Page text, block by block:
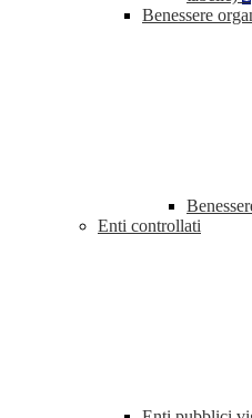
Benessere
Enti controllati